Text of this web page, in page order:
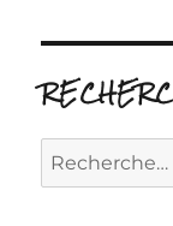
Recherche
pour :